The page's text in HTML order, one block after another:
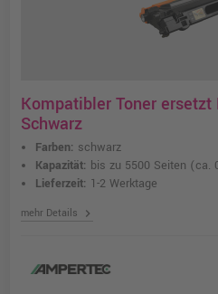
Kompatibler Toner ersetzt
Schwarz
Farben: schwarz
Kapazität: bis zu 5500 Seiten (ca.
Lieferzeit: 1-2 Werktage
mehr Details chevron_right